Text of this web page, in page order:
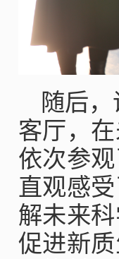
随后
客厅，
依次参
直观感
解未来
促进新